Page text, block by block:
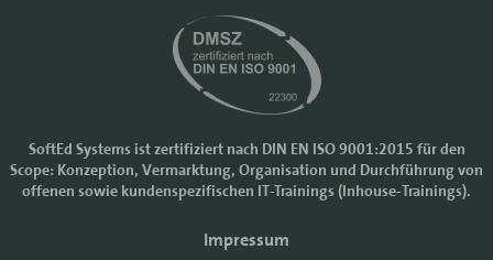
SoftEd Systems ist zertifiziert nach DIN EN ISO 9001:2015 für den
Scope: Konzeption, Vermarktung, Organisation und Durchführung von
offenen sowie kundenspezifischen IT-Trainings (Inhouse-Trainings).
Impressum
Cookie-Einstellungen
verbessern. Manche Cookies sind notwendig, damit unsere Website